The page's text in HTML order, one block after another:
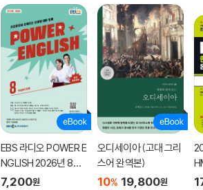
EBS 라디오 POWER E
NGLISH 2026년 8월
호
7,200원
오디세이아 (고대 그리
스어 완역본)
10% 19,800원